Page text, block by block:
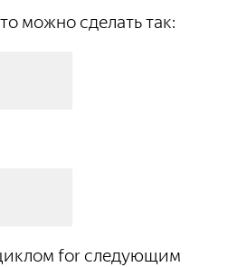
можно сделать так:
for следующим